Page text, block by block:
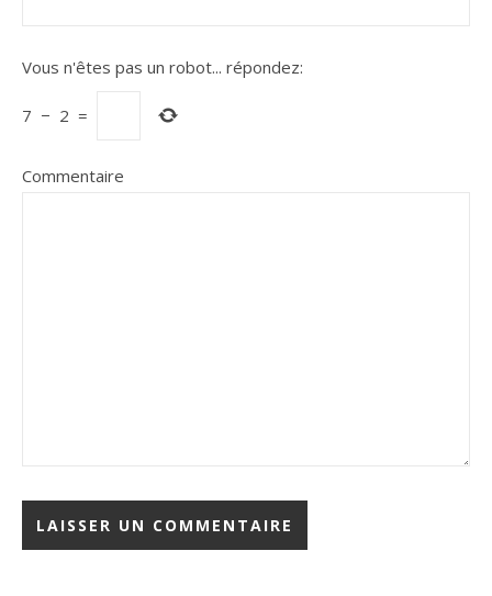
Vous n'êtes pas un robot... répondez:
7 − 2 =
Commentaire